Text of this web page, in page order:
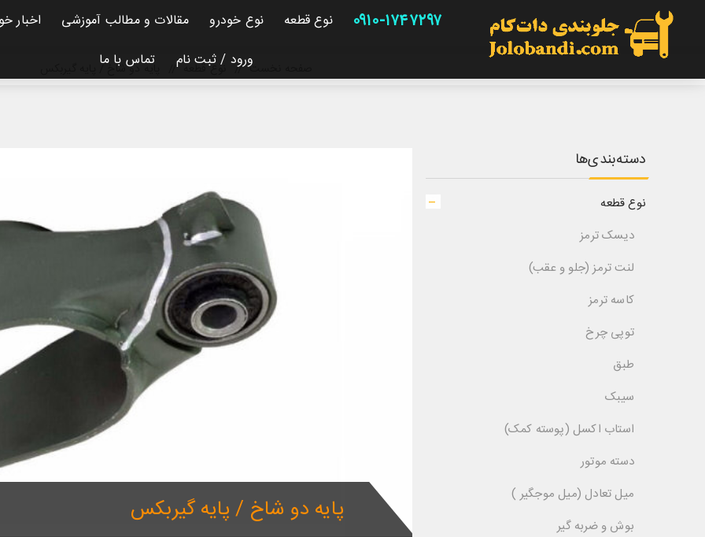
۰۹۱۰-۱۷۴۷۲۹۷ نوع قطعه نوع خودرو مقالات و مطالب آموزشی اخبار
ورود / ثبت نام
تماس با ما صفحه نخست / نوع قطعه پایه دو شاخ / پایه گیربکس
پایه دو شاخ / پایه گیربکس
دسته‌بندی‌ها
نوع قطعه
دیسک ترمز
لنت ترمز (جلو و عقب)
کاسه ترمز
توپی چرخ
طبق
سیبک
استاب اکسل (پوسته کمک)
دسته موتور
میل تعادل (میل موجگیر )
بوش‌ و ضربه گیر